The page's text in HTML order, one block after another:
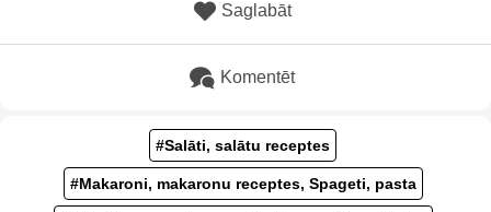
Saglabāt
Komentēt
#Salāti, salātu receptes
#Makaroni, makaronu receptes, Spageti, pasta